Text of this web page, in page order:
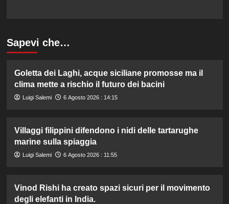
Sapevi che…
Goletta dei Laghi, acque siciliane promosse ma il
clima mette a rischio il futuro dei bacini
Luigi Salemi 6 Agosto 2026 : 14:15
Villaggi filippini difendono i nidi delle tartarughe
marine sulla spiaggia
Luigi Salemi 6 Agosto 2026 : 11:55
Vinod Rishi ha creato spazi sicuri per il movimento
degli elefanti in India.